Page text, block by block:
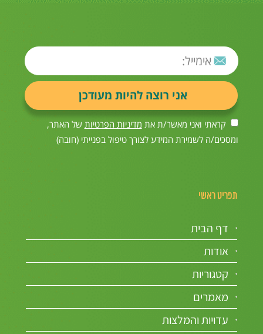
קראתי ואני מאשר/ת את מדיניות הפרטיות של האתר,
ומסכים/ה לשמירת המידע לצורך טיפול בפנייתי (חובה)
תפריט ראשי
דף הבית
אודות
קטגוריות
מאמרים
עדויות והמלצות